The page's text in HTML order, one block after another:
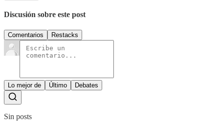
Discusión sobre este post
Comentarios Restacks
Lo mejor de Último Debates
Sin posts